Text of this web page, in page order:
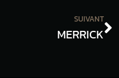
SUIVANT
MERRICK